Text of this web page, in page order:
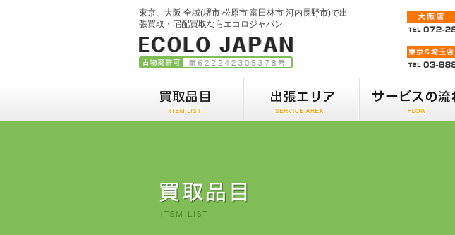
東京、大阪 全域(堺市 松原市 富田林市 河内長野市)で出
張買取・宅配買取ならエコロジャパン